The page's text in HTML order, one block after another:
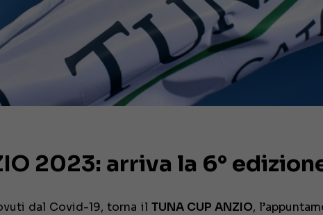
2023: arriva la 6°
dal Covid-19, torna il TUNA CUP ANZIO,